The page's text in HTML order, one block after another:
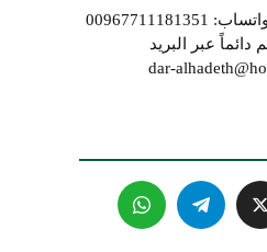
وللتواصل معنا عبر الواتساب: 00967711181351
عبر البريد